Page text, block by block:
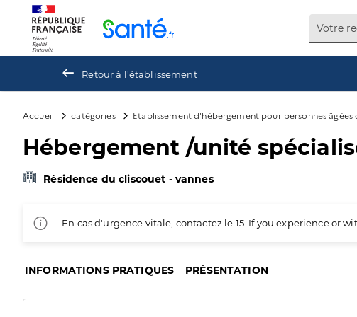
Retour à l'établissement
Accueil catégories Etablissement d'hébergement pour personnes âgées
Hébergement /unité
Résidence du cliscouet - vannes
En cas d'urgence vitale, contactez le 15. If you experience or
INFORMATIONS PRATIQUES PRÉSENTATION
Panneau de gestion des cookies